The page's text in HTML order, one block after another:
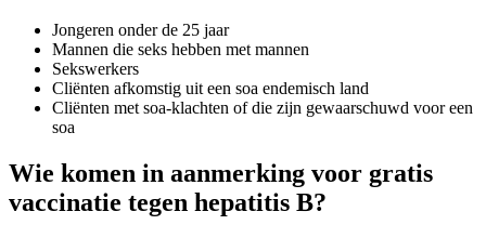
Jongeren onder de 25 jaar
Mannen die seks hebben met mannen
Sekswerkers
Cliënten afkomstig uit een soa endemisch land
Cliënten met soa-klachten of die zijn gewaarschuwd voor een
soa
Wie komen in aanmerking voor gratis
vaccinatie tegen hepatitis B?